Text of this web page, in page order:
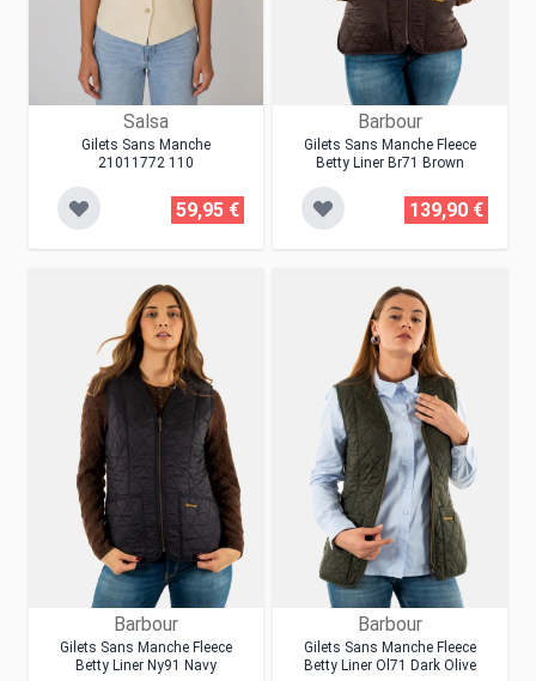
Salsa
Gilets Sans Manche
21011772 110
59,95 €
Barbour
Gilets Sans Manche Fleece
Betty Liner Br71 Brown
139,90 €
Barbour
Gilets Sans Manche Fleece
Betty Liner Ny91 Navy
Barbour
Gilets Sans Manche Fleece
Betty Liner Ol71 Dark Olive